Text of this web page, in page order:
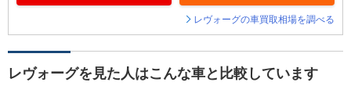
レヴォーグの車買取相場を調べる
レヴォーグを見た人はこんな車と比較しています